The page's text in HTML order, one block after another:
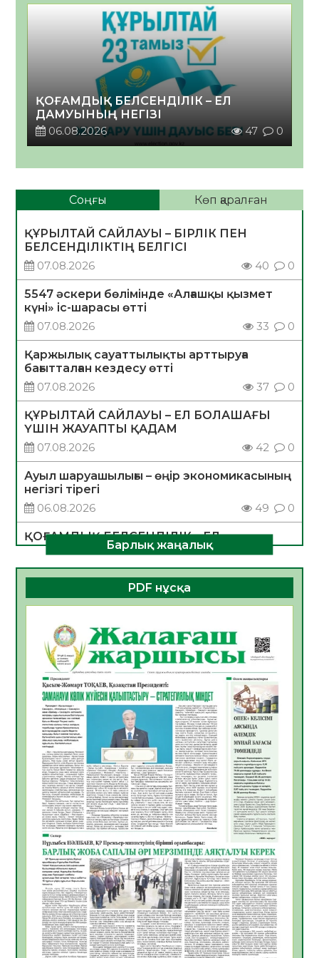
ҚОҒАМДЫҚ БЕЛСЕНДІЛІК – ЕЛ
ДАМУЫНЫҢ НЕГІЗІ
06.08.2026
47 0
Соңғы Көп қаралған
ҚҰРЫЛТАЙ САЙЛАУЫ – БІРЛІК ПЕН
БЕЛСЕНДІЛІКТІҢ БЕЛГІСІ
07.08.2026
40 0
5547 әскери бөлімінде «Алғашқы қызмет
күні» іс-шарасы өтті
07.08.2026
33 0
Қаржылық сауаттылықты арттыруға
бағытталған кездесу өтті
07.08.2026
37 0
ҚҰРЫЛТАЙ САЙЛАУЫ – ЕЛ БОЛАШАҒЫ
ҮШІН ЖАУАПТЫ ҚАДАМ
07.08.2026
42 0
Ауыл шаруашылығы – өңір экономикасының
негізгі тірегі
06.08.2026
49 0
ҚОҒАМДЫҚ БЕЛСЕНДІЛІК – ЕЛ
ДАМУЫНЫҢ НЕГІЗІ
06.08.2026
47 0
ҚҰРЫЛТАЙ САЙЛАУЫ – БОЛАШАҚҚА
БАСТАР ЖАУАПТЫ ТАҢДАУ
06.08.2026
Инфекциялық ауруларға қарсы иммундау
жұмыстарының тиімділігі
06.08.2026
51
Көкжөтел ауруы туралы
06.08.2026
48
АПВ вакцинасы туралы мәлімет
06.08.2026
47
Open Air: Қызылорда облысы полиция
департаменті 20 мыңнан астам
көрерменнің қауіпсіздігін қамтамасыз етті
06.08.2026
60
ҚЫЗЫЛОРДАДА «САНАЛЫ ҰРПАҚ –
ЖАРҚЫН БОЛАШАҚ» АТТЫ КЕҢЕЙТІЛГЕН
МӘЖІЛІС ӨТТІ
05.08.2026
61
Барлық жаңалық
PDF нұсқа